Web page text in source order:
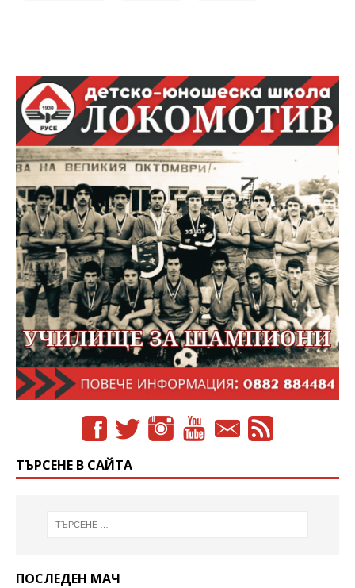
ТЪРСЕНЕ В САЙТА
ПОСЛЕДЕН МАЧ